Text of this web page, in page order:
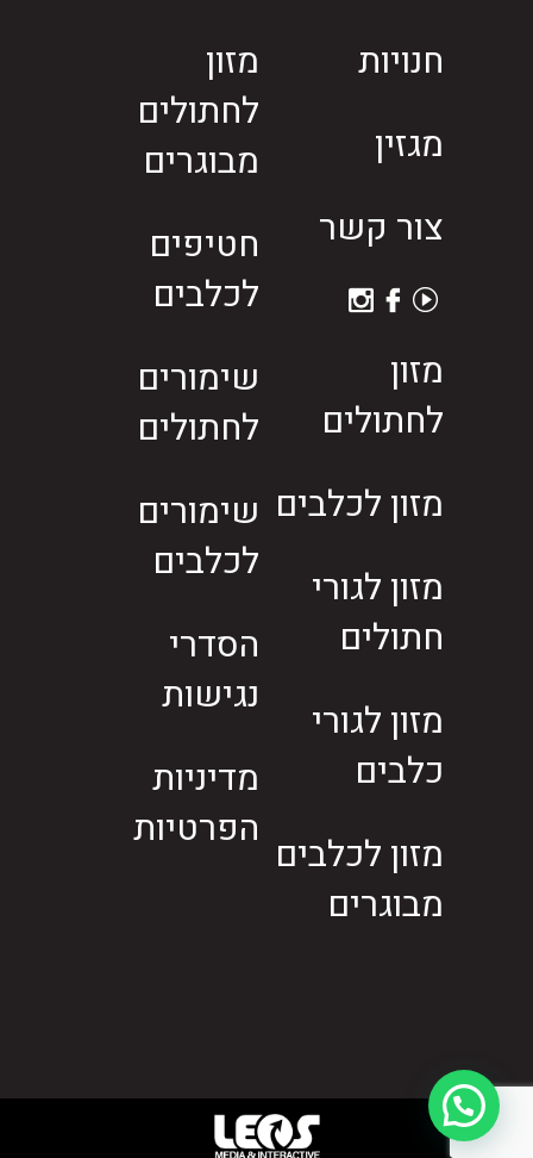
חנויות
מגזין
צור קשר
מזון
לחתולים
מזון לכלבים
מזון לגורי
חתולים
מזון לגורי
כלבים
מזון לכלבים
מבוגרים
מזון
לחתולים
מבוגרים
חטיפים
לכלבים
שימורים
לחתולים
שימורים
לכלבים
הסדרי
נגישות
מדיניות
הפרטיות